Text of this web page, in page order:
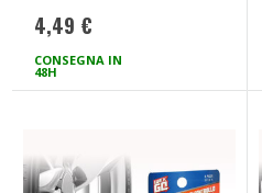
4,49 €
CONSEGNA IN
48H